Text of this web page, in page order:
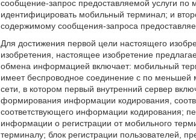
сообщение-запрос предоставляемой услуги
идентифицировать мобильный терминал; и
содержимому сообщения-запроса
Для достижения первой цели настоящего
изобретения, настоящее изобретение
обмена информацией включает: мобильный
имеет беспроводное соединение с по меньшей
сети, в котором первый внутренний сервер
формирования информации кодирования,
соответствующего информации кодирования;
информации о регистрации от мобильного
терминалу; блок регистрации пользователей,